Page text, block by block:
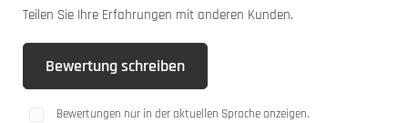
Teilen Sie Ihre Erfahrungen mit anderen Kunden.
Bewertung schreiben
Bewertungen nur in der aktuellen Sprache anzeigen.